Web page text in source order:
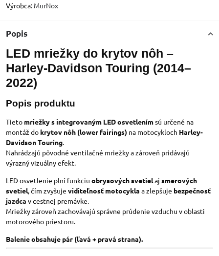
Výrobca: MurNox
Popis
LED mriežky do krytov nôh –
Harley-Davidson Touring (2014–
2022)
Popis produktu
Tieto mriežky s integrovaným LED osvetlenímsú určené na
montáž do krytov nôh (lower fairings) na motocykloch Harley-
Davidson Touring.
Nahrádzajú pôvodné ventilačné mriežky a zároveň pridávajú
výrazný vizuálny efekt.
LED osvetlenie plní funkciu obrysových svetielaj smerových
svetiel, čím zvyšuje viditeľnosť motocykla a zlepšuje bezpečnosť
jazdca v cestnej premávke.
Mriežky zároveň zachovávajú správne prúdenie vzduchu v oblasti
motorového priestoru.
Balenie obsahuje pár (ľavá + pravá strana).